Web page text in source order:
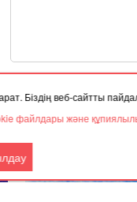
Біздің веб-сайтты
файлдары және